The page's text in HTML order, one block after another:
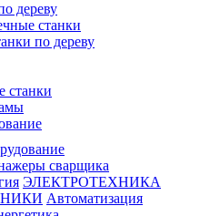
дереву
станки
по дереву
станки
сварщика
ЭЛЕКТРОТЕХНИКА
Автоматизация